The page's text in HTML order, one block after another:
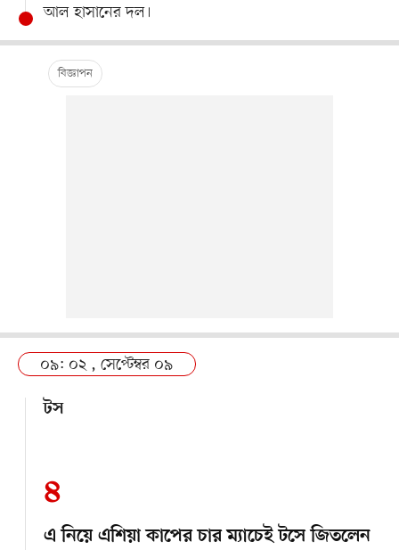
আল হাসানের দল।
০৯: ০২ , সেপ্টেম্বর ০৯
টস
৪
এ নিয়ে এশিয়া কাপের চার ম্যাচেই টসে জিতলেন